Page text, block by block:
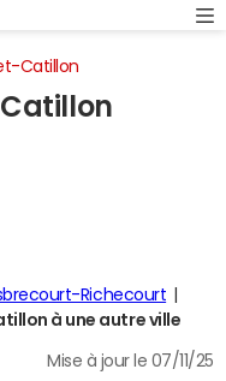
Catillon
Richecourt
à une autre ville
Mise à jour le 07/11/25